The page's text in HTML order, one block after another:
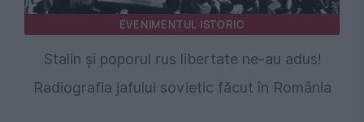
EVENIMENTUL ISTORIC
Stalin și poporul rus libertate ne-au adus!
Radiografia jafului sovietic făcut în România